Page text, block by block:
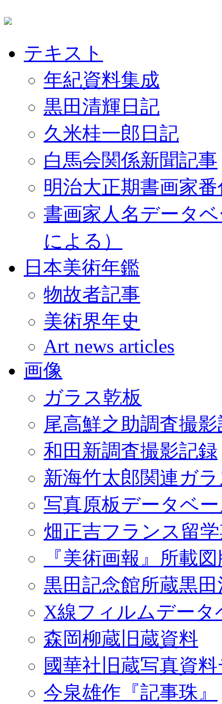
テキスト
年紀資料集成
黒田清輝日記
久米桂一郎日記
白馬会関係新聞記事
明治大正期書画家
書画家人名データ
による）
日本美術年鑑
物故者記事
美術界年史
Art news articles
画像
ガラス乾板
尾高鮮之助調査撮
和田新調査撮影記録
新海竹太郎関連ガ
写真原板データベ
畑正吉フランス留
『美術画報』所載
黒田記念館所蔵黒
X線フィルムデータ
森岡柳蔵旧蔵資料
國華社旧蔵写真資
今泉雄作『記事珠』